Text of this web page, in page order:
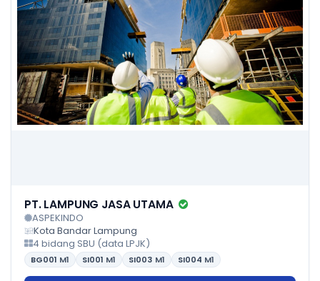
PT. LAMPUNG JASA UTAMA
ASPEKINDO
Kota Bandar Lampung
4 bidang SBU (data LPJK)
BG001 M1 SI001 M1 SI003 M1 SI004 M1